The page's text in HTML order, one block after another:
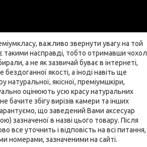
важливо звернути увагу на той
такими насправді, тобто отримавши чохол
а не як зазвичай буває в інтернеті,
якості, а іноді навіть ще
якісної, преміумшкіри,
оцінюють усю красу натуральних
збігу вирізів камери та інших
що заведений Вами аксесуар
зазначеної в назві цього товару. Після
уточнить і відповість на всі питання,
номерами, зазначеними на сайті.